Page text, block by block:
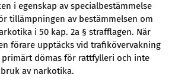
i egenskap av specialbestämmelse
tillämpningen av bestämmelsen om
i 50 kap. 2a § strafflagen. När
förare upptäcks vid trafikövervakning
primärt dömas för rattfylleri och inte
av narkotika.